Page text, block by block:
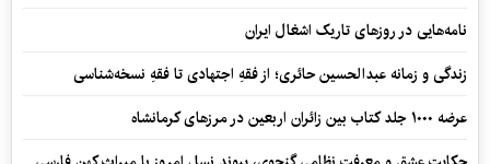
نامه‌هایی در روزهای تاریک اشغال ایران
زندگی و زمانه عبدالحسین حائری؛ از فقهِ اجتهادی تا فقهِ نسخه‌شناسی
عرضه ۱۰۰۰ جلد کتاب بین زائران اربعین در مرزهای کرمانشاه